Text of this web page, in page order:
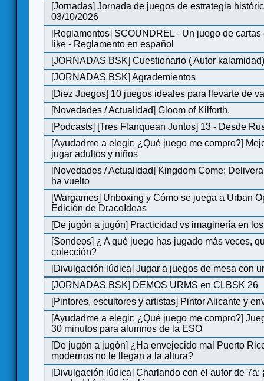
[Jornadas]Jornada de juegos de estrategia
03/10/2026
[Reglamentos] SCOUNDREL - Un juego de
like - Reglamento en español
[JORNADAS BSK]Cuestionario ( Autor
[JORNADAS BSK]Agrademientos
[Diez Juegos] 10 juegos ideales para llevarte de
[Novedades / Actualidad]Gloom of Kilforth.
[Podcasts] [Tres Flanquean Juntos] 13 - Desde
[Ayudadme a elegir: ¿Qué juego me compro?]
jugar adultos y niños
[Novedades / Actualidad] Kingdom Come:
ha vuelto
[Wargames] Unboxing y Cómo se juega a Urban
Edición de DracoIdeas
[De jugón a jugón] Practicidad vs imaginería en
[Sondeos] ¿ A qué juego has jugado más veces,
colección?
[Divulgación lúdica]Jugar a juegos de mesa con
[JORNADAS BSK] DEMOS URMS en CLBSK 26
[Pintores, escultores y artistas] Pintor Alicante y
[Ayudadme a elegir: ¿Qué juego me compro?]
30 minutos para alumnos de la ESO
[De jugón a jugón] ¿Ha envejecido mal Puerto
modernos no le llegan a la altura?
[Divulgación lúdica]Charlando con el autor de 7a: